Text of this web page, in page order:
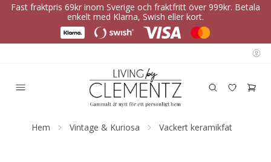
Fast fraktpris 69kr inom Sverige och fraktfritt över 999kr. Betala
enkelt med Klarna, Swish eller kort.
Hem Vintage & Kuriosa Vackert keramikfat